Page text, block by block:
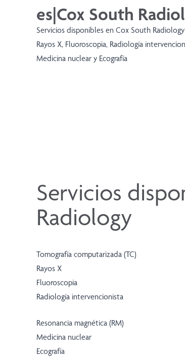
es|Cox South
Servicios disponibles en Cox South
Rayos X, Fluoroscopia, Radiología
Medicina nuclear y Ecografía
Servicios
Radiology
Tomografía computarizada (TC)
Rayos X
Fluoroscopia
Radiología intervencionista
Resonancia magnética (RM)
Medicina nuclear
Ecografía